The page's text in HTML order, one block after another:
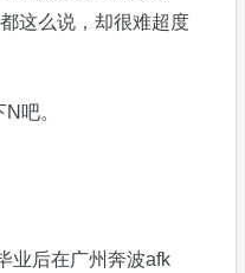
这么说，却很难超度
吧。
业后在广州奔波afk